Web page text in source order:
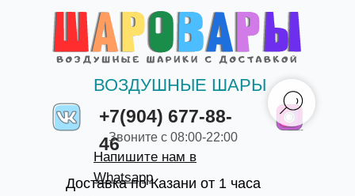
+7(904) 677-88-
46
ВОЗДУШНЫЕ ШАРЫ
Доставка по Казани от 1 часа
Звоните с 08:00-22:00
Напишите нам в
Whatsapp